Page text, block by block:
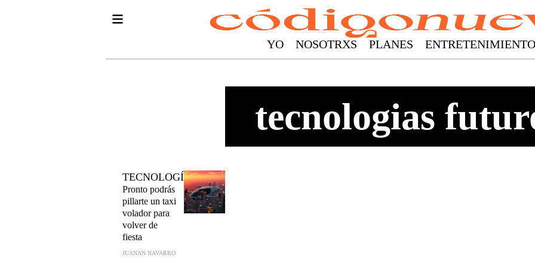
YO NOSOTRXS PLANES ENTRETENIMIENTO
tecnologias
TECNOLOGÍA
Pronto podrás
pillarte un taxi
volador para
volver de
fiesta
JUANAN NAVARRO